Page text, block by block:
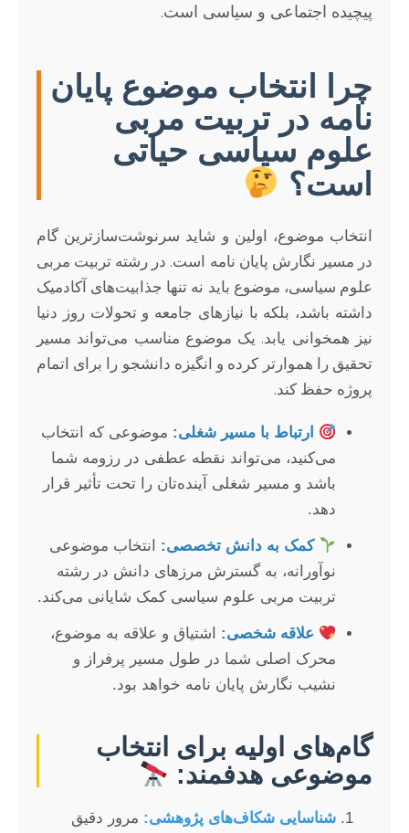
پیچیده اجتماعی و سیاسی است.
چرا انتخاب موضوع پایان
نامه در تربیت مربی
علوم سیاسی حیاتی
است؟
انتخاب موضوع، اولین و شاید سرنوشت‌سازترین گام
در مسیر نگارش پایان نامه است. در رشته تربیت مربی
علوم سیاسی، موضوع باید نه تنها جذابیت‌های آکادمیک
داشته باشد، بلکه با نیازهای جامعه و تحولات روز دنیا
نیز همخوانی یابد. یک موضوع مناسب می‌تواند مسیر
تحقیق را هموارتر کرده و انگیزه دانشجو را برای اتمام
پروژه حفظ کند.
ارتباط با مسیر شغلی: موضوعی که انتخاب
می‌کنید، می‌تواند نقطه عطفی در رزومه شما
باشد و مسیر شغلی آینده‌تان را تحت تأثیر قرار
دهد.
کمک به دانش تخصصی: انتخاب موضوعی
نوآورانه، به گسترش مرزهای دانش در رشته
تربیت مربی علوم سیاسی کمک شایانی می‌کند.
علاقه شخصی: اشتیاق و علاقه به موضوع،
محرک اصلی شما در طول مسیر پرفراز و
نشیب نگارش پایان نامه خواهد بود.
گام‌های اولیه برای انتخاب
موضوعی هدفمند:
شناسایی شکاف‌های پژوهشی: مرور دقیق